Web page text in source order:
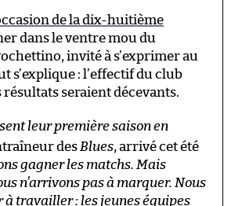
de la dix-huitième
dans le ventre mou du
invité à s’exprimer au
s’explique : l’effectif du club
seraient décevants.
leur première saison en
des Blues, arrivé cet été
gagner les matchs. Mais
n’arrivons pas à marquer. Nous
à travailler : les jeunes équipes